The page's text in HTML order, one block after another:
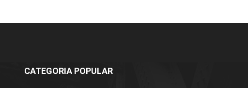
CATEGORIA POPULAR